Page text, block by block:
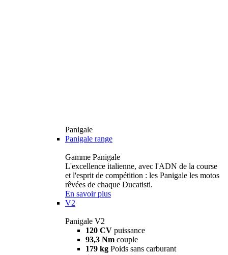
Panigale
Panigale range
Gamme Panigale
L'excellence italienne, avec l'ADN de la course
et l'esprit de compétition : les Panigale les motos
rêvées de chaque Ducatisti.
En savoir plus
V2
Panigale V2
120 CV puissance
93,3 Nm couple
179 kg Poids sans carburant